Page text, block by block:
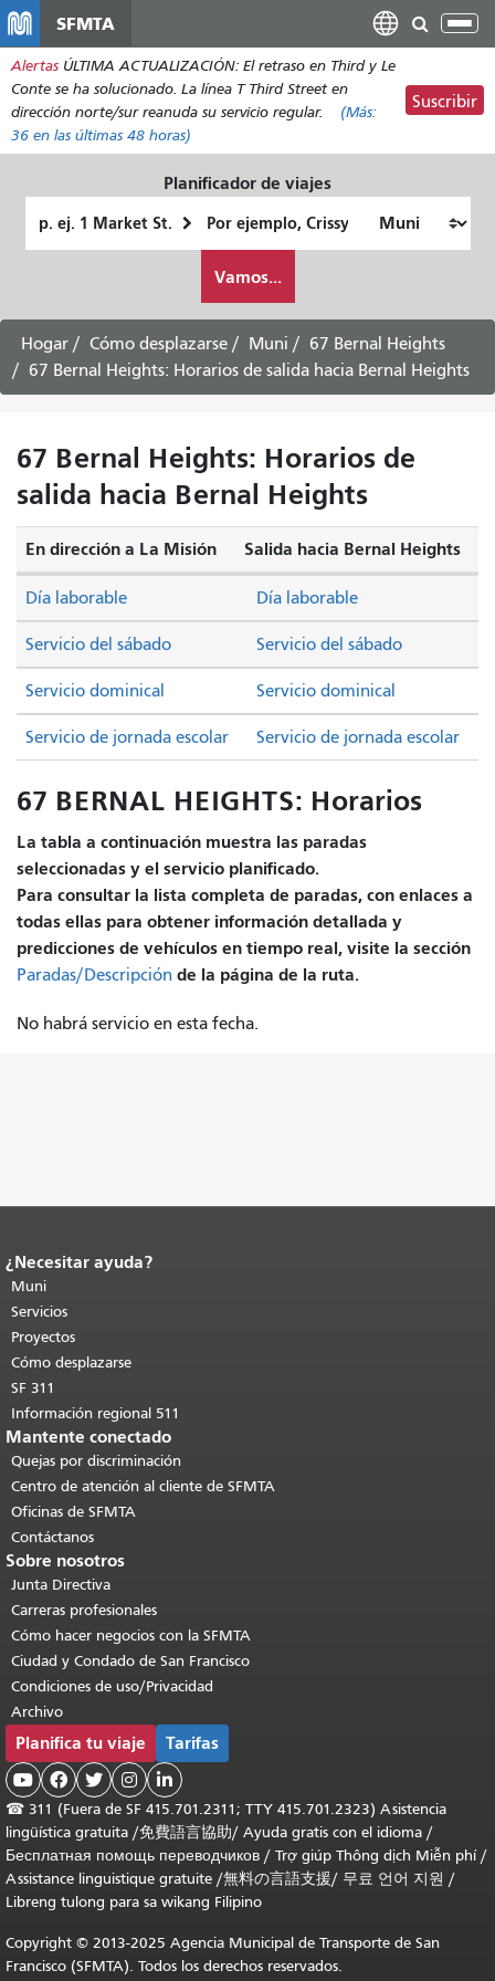
contenido
principal
SFMTA
Alertas ÚLTIMA ACTUALIZACIÓN: El retraso en Third y Le
Conte se ha solucionado. La línea T Third Street en
dirección norte/sur reanuda su servicio regular.
(Más:
36 en las últimas 48 horas)
Suscribir
Planificador de viajes
de
quiero
viajar
Vamos...
Hogar Cómo desplazarse Muni
67 Bernal Heights
67 Bernal Heights: Horarios de salida hacia Bernal Heights
67 Bernal Heights: Horarios de
salida hacia Bernal Heights
En dirección a La Misión Salida hacia Bernal Heights
Servicio del sábado Servicio del sábado
Servicio dominical Servicio dominical
Día laborable Día laborable
Servicio de jornada escolar Servicio de jornada escolar
67 BERNAL HEIGHTS: Horarios
La tabla a continuación muestra las paradas
seleccionadas y el servicio planificado.
Para consultar la lista completa de paradas, con enlaces a
todas ellas para obtener información detallada y
predicciones de vehículos en tiempo real, visite la sección
Paradas/Descripción de la página de la ruta.
No habrá servicio en esta fecha.
Fin del contenido de la página.
de esta página se repite en todas las
páginas.Volver al principio del
contenido principal
¿Necesitar ayuda?
Muni
Servicios
Proyectos
Cómo desplazarse
SF 311
Información regional 511
Mantente conectado
Quejas por discriminación
Centro de atención al cliente de SFMTA
Oficinas de SFMTA
Contáctanos
Sobre nosotros
Junta Directiva
Carreras profesionales
Cómo hacer negocios con la SFMTA
Ciudad y Condado de San Francisco
Condiciones de uso/Privacidad
Archivo
Planifica tu viaje Tarifas
    
☎ 311 (Fuera de SF 415.701.2311; TTY 415.701.2323) Asistencia
lingüística gratuita /免費語言協助/ Ayuda gratis con el idioma /
Бесплатная помощь переводчиков / Trợ giúp Thông dịch Miễn phí/
Assistance linguistique gratuite /無料の言語支援/ 무료 언어 지원 /
Libreng tulong para sa wikang Filipino
Copyright © 2013-2025 Agencia Municipal de Transporte de San
Francisco (SFMTA). Todos los derechos reservados.